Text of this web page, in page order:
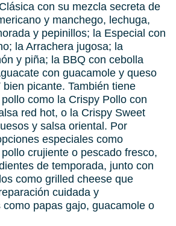
con su mezcla secreta de
y manchego, lechuga,
y pepinillos; la Especial con
la Arrachera jugosa; la
y piña; la BBQ con cebolla
con guacamole y queso
picante. También tiene
como la Crispy Pollo con
red hot, o la Crispy Sweet
y salsa oriental. Por
especiales como
crujiente o pescado fresco,
de temporada, junto con
como grilled cheese que
cuidada y
papas gajo, guacamole o